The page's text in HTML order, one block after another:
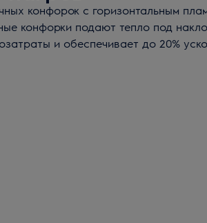
конфорок с горизонтальным
конфорки подают тепло под
и обеспечивает до 20%